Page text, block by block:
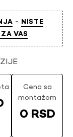
- NISTE
VAS
Cena sa
montažom
0 RSD